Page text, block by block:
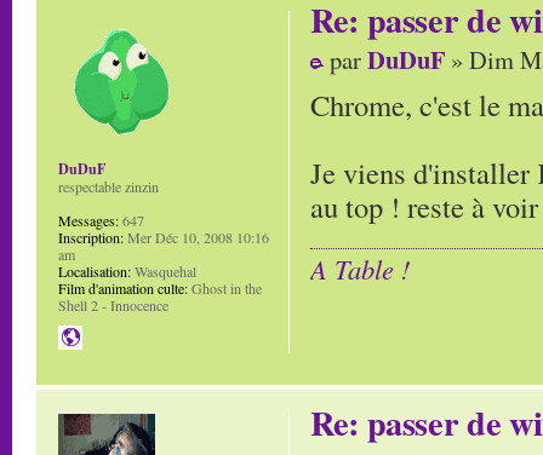
Re: passer de
parDuDuF » Dim
Chrome, c'est le
Je viens d'installer
au top ! reste à
A Table !
DuDuF
respectable zinzin
Messages:647
Inscription:Mer Déc 10, 2008 10:16
am
Localisation:Wasquehal
Film d'animation culte:Ghost in the
Shell 2 - Innocence
Re: passer de